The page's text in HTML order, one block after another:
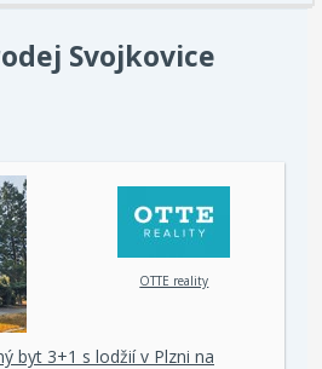
Svojkovice
OTTE reality
byt 3+1 s lodžií v Plzni na